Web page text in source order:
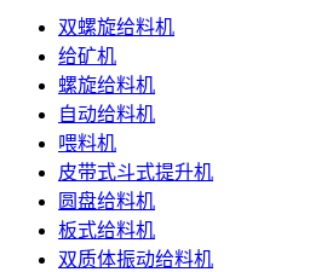
双螺旋给料机
给矿机
螺旋给料机
自动给料机
喂料机
皮带式斗式提升机
圆盘给料机
板式给料机
双质体振动给料机